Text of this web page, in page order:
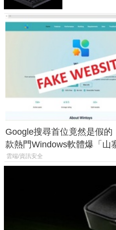
Google搜尋首位竟然是假的
款熱門Windows軟體爆「山
機
雲端/資訊安全